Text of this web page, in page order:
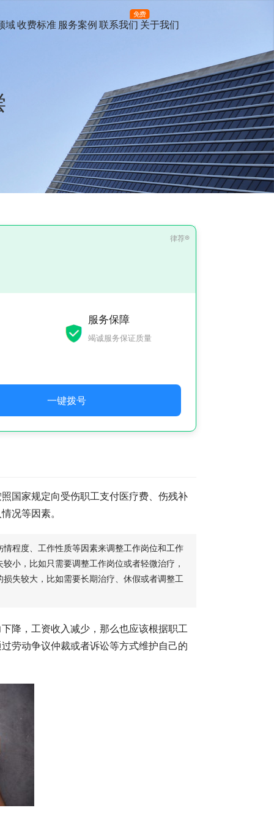
域收费标准 服务案例 联系我们
免费
关于我们
服务保障
竭诚服务保证质量
一键拨号
国家规定向受伤职工支付医疗费、伤残补
况等因素。
程度、工作性质等因素来调整工作岗位和工作
小，比如只需要调整工作岗位或者轻微治疗，
失较大，比如需要长期治疗、休假或者调整工
降，工资收入减少，那么也应该根据职工
劳动争议仲裁或者诉讼等方式维护自己的